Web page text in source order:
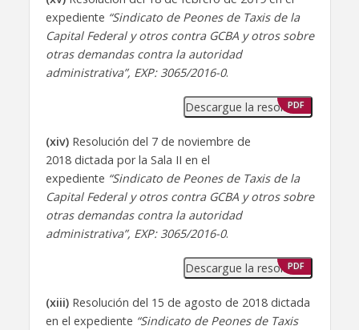
expediente “Sindicato de Peones de Taxis de la
Capital Federal y otros contra GCBA y otros sobre
otras demandas contra la autoridad
administrativa”, EXP: 3065/2016-0.
Descargue la resolución
PDF
(xiv) Resolución del 7 de noviembre de
2018 dictada por la Sala II en el
expediente “Sindicato de Peones de Taxis de la
Capital Federal y otros contra GCBA y otros sobre
otras demandas contra la autoridad
administrativa”, EXP: 3065/2016-0.
Descargue la resolución
PDF
(xiii)Resolución del 15 de agosto de 2018 dictada
en el expediente “Sindicato de Peones de Taxis